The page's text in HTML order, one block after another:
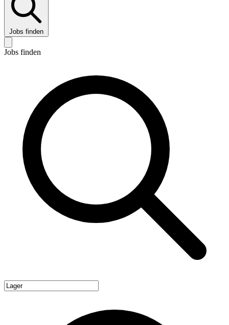
Jobs finden
Jobs finden